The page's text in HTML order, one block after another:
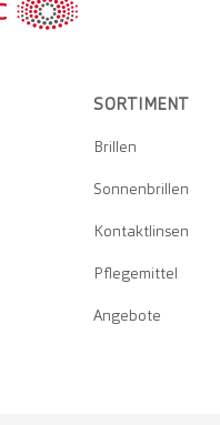
SORTIMENT
Brillen
Sonnenbrillen
Kontaktlinsen
Pflegemittel
Angebote